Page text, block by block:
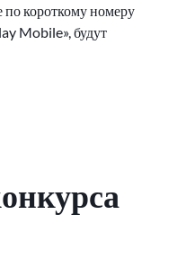
короткому номеру
Mobile», будут